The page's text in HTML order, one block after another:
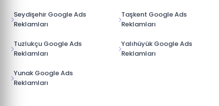
Seydişehir Google Ads
Reklamları
Taşkent Google Ads
Reklamları
Tuzlukçu Google Ads
Reklamları
Yalıhüyük Google Ads
Reklamları
Yunak Google Ads
Reklamları